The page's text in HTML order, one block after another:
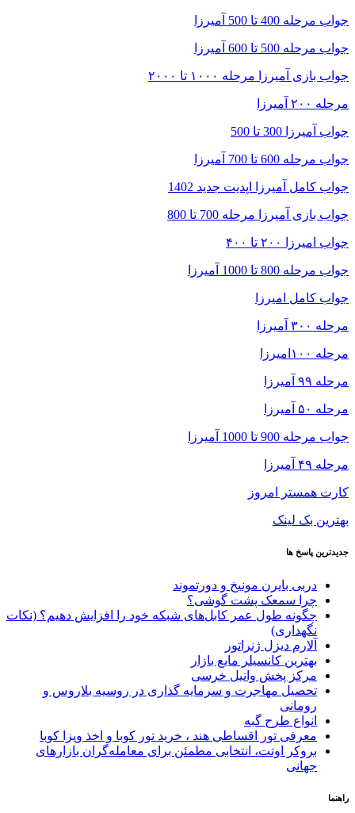
جواب مرحله 400 تا 500 آمیرزا
جواب مرحله 500 تا 600 آمیرزا
جواب بازی آمیرزا مرحله ۱۰۰۰ تا ۲۰۰۰
مرحله ۲۰۰ آمیرزا
جواب آمیرزا 300 تا 500
جواب مرحله 600 تا 700 آمیرزا
جواب کامل آمیرزا اپدیت جدید 1402
جواب بازی آمیرزا مرحله 700 تا 800
جواب امیرزا ۲۰۰ تا ۴۰۰
جواب مرحله 800 تا 1000 آمیرزا
جواب کامل امیرزا
مرحله ۳۰۰ آمیرزا
مرحله ۱۰۰امیرزا
مرحله ۹۹ آمیرزا
مرحله ۵۰ آمیرزا
جواب مرحله 900 تا 1000 آمیرزا
مرحله ۴۹ آمیرزا
کارت همستر امروز
بهترین بک لینک
جدیدترین پاسخ ها
دربی بایرن مونیخ و دورتموند
چرا سمعک پشت گوشی؟
چگونه طول عمر کابل‌های شبکه خود را افزایش دهیم؟ (نکات
نگهداری)
آلارم دیزل ژنراتور
بهترین کانسیلر مایع بازار
مرکز پخش وانیل خرسی
تحصیل مهاجرت و سرمایه گذاری در روسیه بلاروس و
رومانی
انواع طرح گبه
معرفی تور اقساطی هند ، خرید تور کوبا و اخذ ویزا کوبا
بروکر اوتت، انتخابی مطمئن برای معامله‌گران بازارهای
جهانی
راهنما